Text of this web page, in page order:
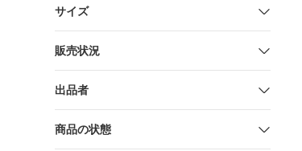
サイズ
販売状況
出品者
商品の状態